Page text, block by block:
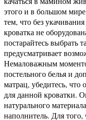
этого и в большом
тем, что без
кроватка не
постарайтесь выбрать
предусматривает
Немаловажным
постельного белья и
матрац, убедитесь,
для данной кроватки.
натурального
наполнитель. Для